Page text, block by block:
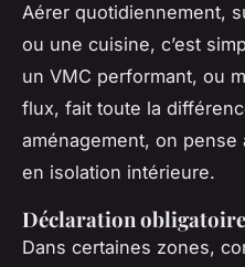
Aérer quotidiennement,
ou une cuisine, c’est
un VMC performant, ou
flux, fait toute la
aménagement, on
en isolation intérieure.
Déclaration
Dans certaines zones,